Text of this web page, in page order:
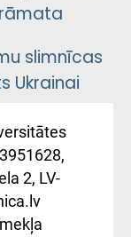
slimnīcas
Ukrainai
Східної
співпраця з
2, LV-